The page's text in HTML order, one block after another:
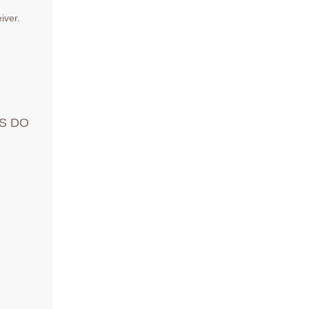
DO